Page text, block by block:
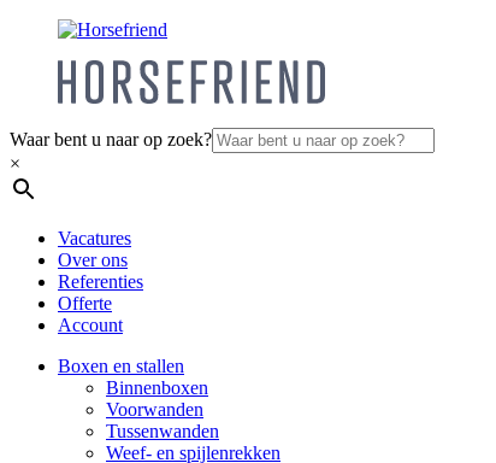
Waar bent u naar op zoek?
×
Vacatures
Over ons
Referenties
Offerte
Account
Boxen en stallen
Binnenboxen
Voorwanden
Tussenwanden
Weef- en spijlenrekken